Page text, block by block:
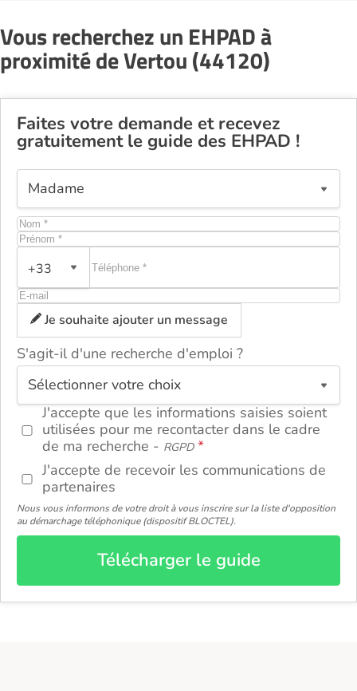
Vous recherchez un EHPAD à
proximité de Vertou (44120)
Faites votre demande et recevez
gratuitement le guide des EHPAD !
+33
Je souhaite ajouter un message
S'agit-il d'une recherche d'emploi ?
J'accepte que les informations saisies soient
utilisées pour me recontacter dans le cadre
de ma recherche - RGPD
J'accepte de recevoir les communications de
partenaires
Nous vous informons de votre droit à vous inscrire sur la liste d'opposition
au démarchage téléphonique (dispositif BLOCTEL).
Télécharger le guide
ou